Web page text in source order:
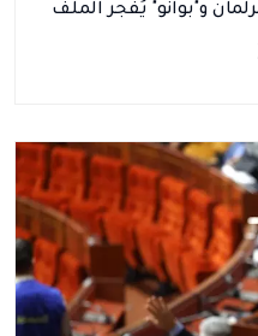
و"بوانو" يُفجر الملف